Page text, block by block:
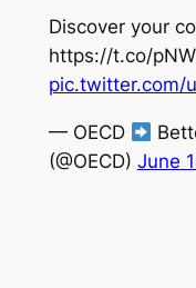
Discover your
https://t.co/
pic.twitter.com/
— OECD
(@OECD) June